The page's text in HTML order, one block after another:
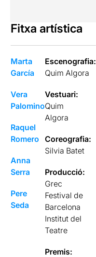
Fitxa artística
Marta
García
Vera
Palomino
Raquel
Romero
Anna
Serra
Pere
Seda
Escenografia:
Quim Algora
Vestuari:
Quim
Algora
Coreografia:
Silvia Batet
Producció:
Grec
Festival de
Barcelona
Institut del
Teatre
Premis: